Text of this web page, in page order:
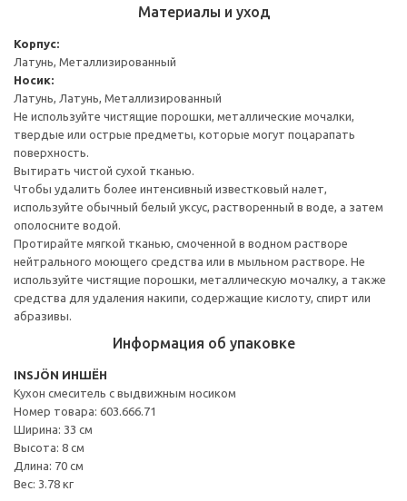
Материалы и уход
Корпус:
Латунь, Металлизированный
Носик:
Латунь, Латунь, Металлизированный
Не используйте чистящие порошки, металлические мочалки,
твердые или острые предметы, которые могут поцарапать
поверхность.
Вытирать чистой сухой тканью.
Чтобы удалить более интенсивный известковый налет,
используйте обычный белый уксус, растворенный в воде, а затем
ополосните водой.
Протирайте мягкой тканью, смоченной в водном растворе
нейтрального моющего средства или в мыльном растворе. Не
используйте чистящие порошки, металлическую мочалку, а также
средства для удаления накипи, содержащие кислоту, спирт или
абразивы.
Информация об упаковке
INSJÖN ИНШЁН
Кухон смеситель с выдвижным носиком
Номер товара: 603.666.71
Ширина: 33 см
Высота: 8 см
Длина: 70 см
Вес: 3.78 кг